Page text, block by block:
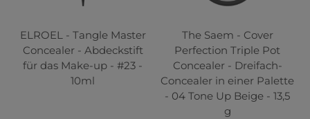
ELROEL - Tangle Master
Concealer - Abdeckstift
für das Make-up - #23 -
10ml
The Saem - Cover
Perfection Triple Pot
Concealer - Dreifach-
Concealer in einer Palette
- 04 Tone Up Beige - 13,5
g